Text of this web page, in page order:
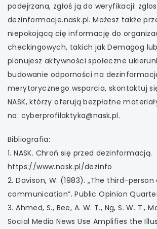
podejrzana, zgłoś ją do weryfikacji:
dezinformacje.nask.pl. Możesz także
niepokojącą cię informację do
checkingowych, takich jak Demagog
planujesz aktywności społeczne
budowanie odporności na
merytorycznego wsparcia, skontaktuj
NASK, którzy oferują bezpłatne
na: cyberprofilaktyka@nask.pl.
Bibliografia:
1. NASK. Chroń się przed dezinformacją.
https://www.nask.pl/dezinfo
2. Davison, W. (1983). „The third-
communication”. Public Opinion
3. Ahmed, S., Bee, A. W. T., Ng, S. W. T.,
Social Media News Use Amplifies the